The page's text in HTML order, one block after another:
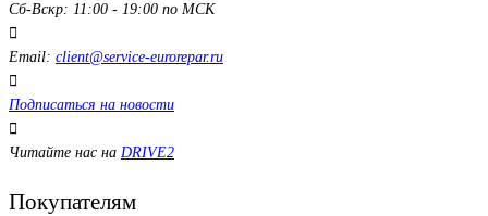
Сб-Вскр: 11:00 - 19:00 по МСК
Email: client@service-eurorepar.ru
Подписаться на новости
Читайте нас на DRIVE2
Покупателям